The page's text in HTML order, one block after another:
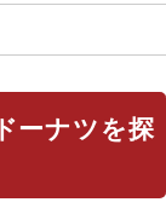
ーナツを探